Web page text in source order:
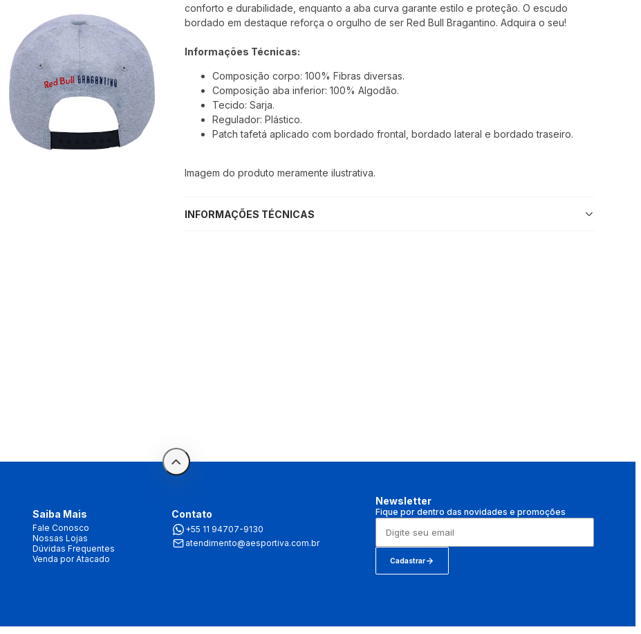
conforto e durabilidade, enquanto a aba curva garante estilo e proteção. O escudo
bordado em destaque reforça o orgulho de ser Red Bull Bragantino. Adquira o seu!
Informações Técnicas:
Composição corpo: 100% Fibras diversas.
Composição aba inferior: 100% Algodão.
Tecido: Sarja.
Regulador: Plástico.
Patch tafetá aplicado com bordado frontal, bordado lateral e bordado traseiro.
Imagem do produto meramente ilustrativa.
INFORMAÇÕES TÉCNICAS
Saiba Mais
Fale Conosco
Nossas Lojas
Dúvidas Frequentes
Venda por Atacado
Contato
+55 11 94707-9130
atendimento@aesportiva.com.br
Newsletter
Fique por dentro das novidades e promoções
Cadastrar